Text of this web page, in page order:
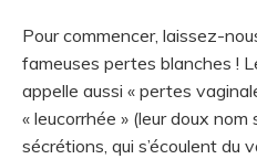
Pour commencer, laissez-
fameuses pertes blanches !
appelle aussi « pertes
« leucorrhée » (leur doux
sécrétions, qui s’écoulent du